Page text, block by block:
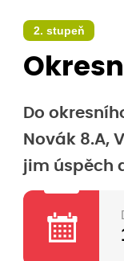
2. stupeň
Do
Novák 8.A,
jim úspěch